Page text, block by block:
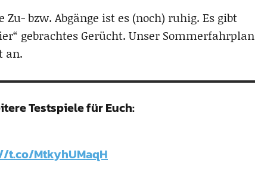
bzw. Abgänge ist es (noch) ruhig. Es gibt
gebrachtes Gerücht. Unser Sommerfahrplan
an.
Testspiele für Euch:
t.co/MtkyhUMaqH